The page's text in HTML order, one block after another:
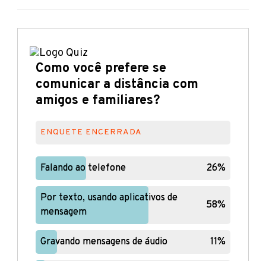
Como você prefere se
comunicar a distância com
amigos e familiares?
ENQUETE ENCERRADA
Falando ao telefone 26%
Falando ao telefone 26%
Por texto, usando aplicativos de
mensagem
58%
Por texto, usando aplicativos de
mensagem
58%
Gravando mensagens de áudio 11%
Gravando mensagens de áudio 11%